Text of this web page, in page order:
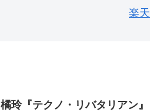
楽
橘玲『テクノ・リバタリアン』